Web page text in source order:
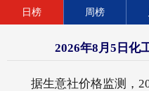
日榜 周榜
2026年8月5日化
据生意社价格监测，